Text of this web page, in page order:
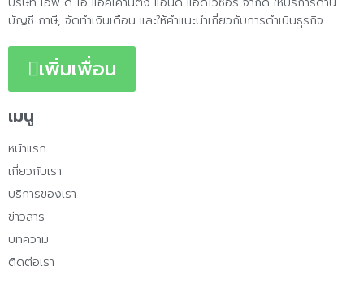
บัญชี ภาษี, จัดทำเงินเดือน และให้คำแนะนำเกี่ยวกับการดำเนินธุรกิจ
เพิ่มเพื่อน
เมนู
หน้าแรก
เกี่ยวกับเรา
บริการของเรา
ข่าวสาร
บทความ
ติดต่อเรา